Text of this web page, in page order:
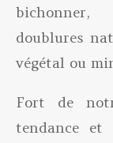
bichonner,
doublures
végétal ou
Fort de
tendance et